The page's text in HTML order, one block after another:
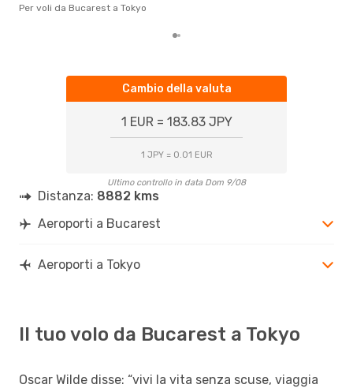
Per voli da Bucarest a Tokyo
Cambio della valuta
1 EUR = 183.83 JPY
1 JPY = 0.01 EUR
Ultimo controllo in data Dom 9/08
Distanza: 8882 kms
Aeroporti a Bucarest
Aeroporti a Tokyo
Il tuo volo da Bucarest a Tokyo
Oscar Wilde disse: “vivi la vita senza scuse, viaggia